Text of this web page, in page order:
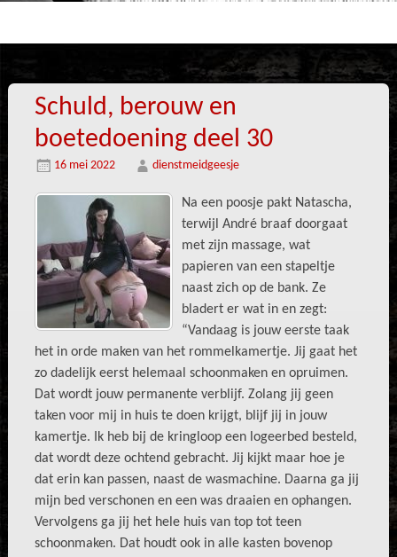
Schuld, berouw en
boetedoening deel 30
16 mei 2022 dienstmeidgeesje
Na een poosje pakt Natascha,
terwijl André braaf doorgaat
met zijn massage, wat
papieren van een stapeltje
naast zich op de bank. Ze
bladert er wat in en zegt:
“Vandaag is jouw eerste taak
het in orde maken van het rommelkamertje. Jij gaat het
zo dadelijk eerst helemaal schoonmaken en opruimen.
Dat wordt jouw permanente verblijf. Zolang jij geen
taken voor mij in huis te doen krijgt, blijf jij in jouw
kamertje. Ik heb bij de kringloop een logeerbed besteld,
dat wordt deze ochtend gebracht. Jij kijkt maar hoe je
dat erin kan passen, naast de wasmachine. Daarna ga jij
mijn bed verschonen en een was draaien en ophangen.
Vervolgens ga jij het hele huis van top tot teen
schoonmaken. Dat houdt ook in alle kasten bovenop